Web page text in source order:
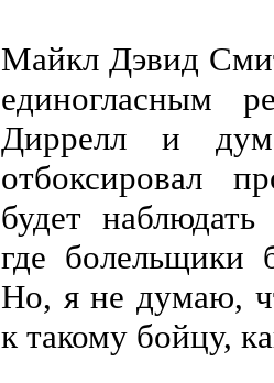
Майкл Дэвид
единогласным
Диррелл и
отбоксировал
будет
где болельщики
Но, я не думаю,
к такому бойцу,